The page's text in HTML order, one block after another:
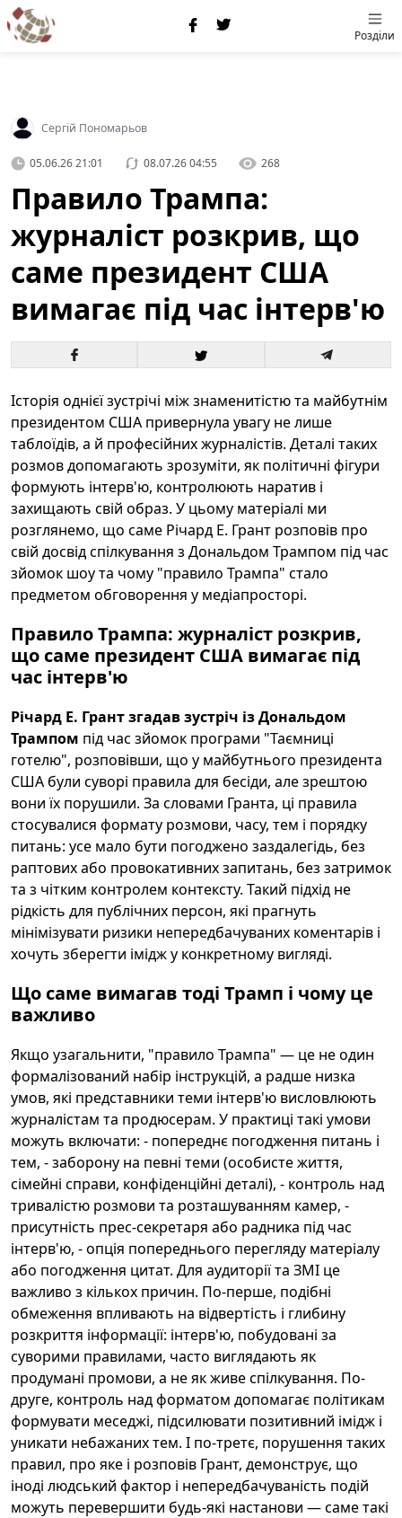
Розділи
Сергій Пономарьов
05.06.26 21:01 08.07.26 04:55 268
Правило Трампа:
журналіст розкрив, що
саме президент США
вимагає під час інтерв'ю
Історія однієї зустрічі між знаменитістю та майбутнім
президентом США привернула увагу не лише
таблоїдів, а й професійних журналістів. Деталі таких
розмов допомагають зрозуміти, як політичні фігури
формують інтерв'ю, контролюють наратив і
захищають свій образ. У цьому матеріалі ми
розглянемо, що саме Річард Е. Грант розповів про
свій досвід спілкування з Дональдом Трампом під час
зйомок шоу та чому "правило Трампа" стало
предметом обговорення у медіапросторі.
Правило Трампа: журналіст розкрив,
що саме президент США вимагає під
час інтерв'ю
Річард Е. Грант згадав зустріч із Дональдом
Трампом під час зйомок програми "Таємниці
готелю", розповівши, що у майбутнього президента
США були суворі правила для бесіди, але зрештою
вони їх порушили. За словами Гранта, ці правила
стосувалися формату розмови, часу, тем і порядку
питань: усе мало бути погоджено заздалегідь, без
раптових або провокативних запитань, без затримок
та з чітким контролем контексту. Такий підхід не
рідкість для публічних персон, які прагнуть
мінімізувати ризики непередбачуваних коментарів і
хочуть зберегти імідж у конкретному вигляді.
Що саме вимагав тоді Трамп і чому це
важливо
Якщо узагальнити, "правило Трампа" — це не один
формалізований набір інструкцій, а радше низка
умов, які представники теми інтерв'ю висловлюють
журналістам та продюсерам. У практиці такі умови
можуть включати: - попереднє погодження питань і
тем, - заборону на певні теми (особисте життя,
сімейні справи, конфіденційні деталі), - контроль над
тривалістю розмови та розташуванням камер, -
присутність прес-секретаря або радника під час
інтерв'ю, - опція попереднього перегляду матеріалу
або погодження цитат. Для аудиторії та ЗМІ це
важливо з кількох причин. По-перше, подібні
обмеження впливають на відвертість і глибину
розкриття інформації: інтерв'ю, побудовані за
суворими правилами, часто виглядають як
продумані промови, а не як живе спілкування. По-
друге, контроль над форматом допомагає політикам
формувати меседжі, підсилювати позитивний імідж і
уникати небажаних тем. І по-третє, порушення таких
правил, про яке і розповів Грант, демонструє, що
іноді людський фактор і непередбачуваність подій
можуть перевершити будь-які настанови — саме такі